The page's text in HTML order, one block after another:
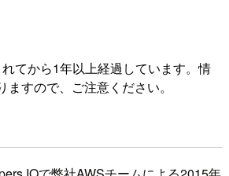
てから1年以上経過しています。情
すので、ご注意ください。